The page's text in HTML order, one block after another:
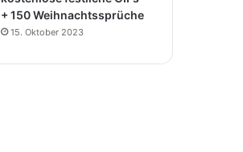
+ 150 Weihnachtssprüche
15. Oktober 2023